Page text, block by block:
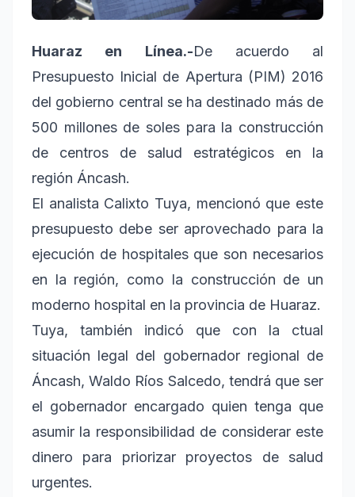
Huaraz en Línea.-De acuerdo al
Presupuesto Inicial de Apertura (PIM) 2016
del gobierno central se ha destinado más de
500 millones de soles para la construcción
de centros de salud estratégicos en la
región Áncash.
El analista Calixto Tuya, mencionó que este
presupuesto debe ser aprovechado para la
ejecución de hospitales que son necesarios
en la región, como la construcción de un
moderno hospital en la provincia de Huaraz.
Tuya, también indicó que con la ctual
situación legal del gobernador regional de
Áncash, Waldo Ríos Salcedo, tendrá que ser
el gobernador encargado quien tenga que
asumir la responsibilidad de considerar este
dinero para priorizar proyectos de salud
urgentes.